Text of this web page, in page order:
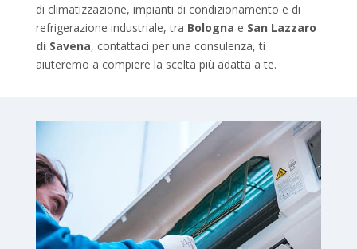
di climatizzazione, impianti di condizionamento e di
refrigerazione industriale, tra Bologna e San Lazzaro
di Savena, contattaci per una consulenza, ti
aiuteremo a compiere la scelta più adatta a te.